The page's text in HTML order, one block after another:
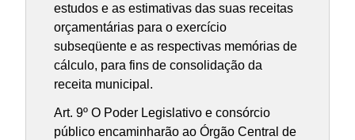
estudos e as estimativas das suas receitas
orçamentárias para o exercício
subseqüente e as respectivas memórias de
cálculo, para fins de consolidação da
receita municipal.
Art. 9º O Poder Legislativo e consórcio
público encaminharão ao Órgão Central de